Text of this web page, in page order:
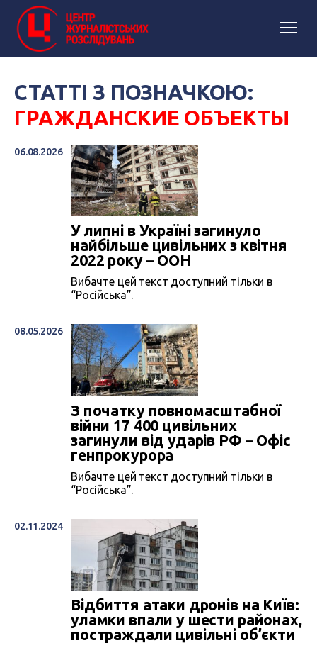
СТАТТІ З ПОЗНАЧКОЮ:
ГРАЖДАНСКИЕ ОБЪЕКТЫ
06.08.2026
У липні в Україні загинуло
найбільше цивільних з квітня
2022 року – ООН
Вибачте цей текст доступний тільки в
“Російська”.
08.05.2026
З початку повномасштабної
війни 17 400 цивільних
загинули від ударів РФ – Офіс
генпрокурора
Вибачте цей текст доступний тільки в
“Російська”.
02.11.2024
Відбиття атаки дронів на Київ:
уламки впали у шести районах,
постраждали цивільні об’єкти